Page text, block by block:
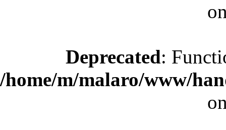
Deprecated:
/home/m/malaro/www/